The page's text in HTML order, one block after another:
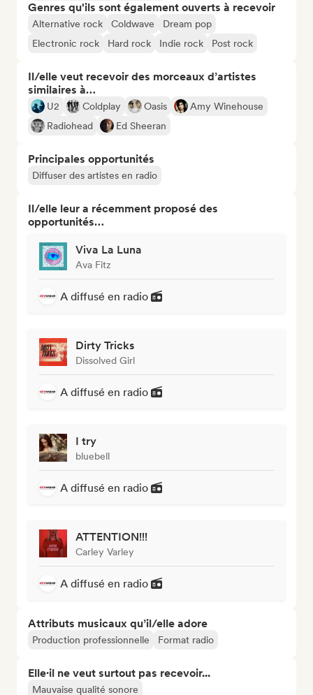
Genres qu'ils sont également ouverts à recevoir
Alternative rock Coldwave
Dream pop
Electronic rock
Hard rock Indie rock Post rock
Il/elle veut recevoir des morceaux d’artistes
similaires à…
U2 Coldplay Oasis
Amy Winehouse
Radiohead
Ed Sheeran
Principales opportunités
Diffuser des artistes en radio
Il/elle leur a récemment proposé des
opportunités…
Viva La Luna
Ava Fitz
A diffusé en radio
Dirty Tricks
Dissolved Girl
A diffusé en radio
I try
bluebell
A diffusé en radio
ATTENTION!!!
Carley Varley
A diffusé en radio
Attributs musicaux qu’il/elle adore
Production professionnelle Format radio
Elle·il ne veut surtout pas recevoir...
Mauvaise qualité sonore